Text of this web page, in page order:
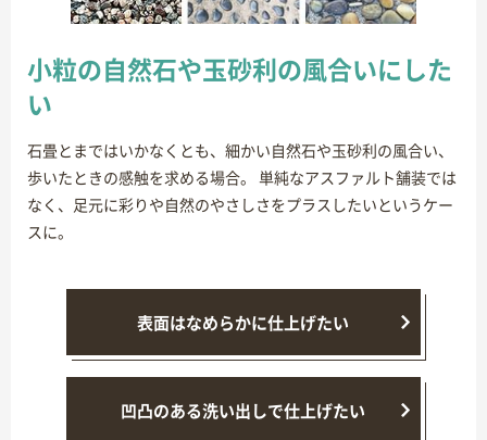
小粒の自然石や玉砂利の風合いにした
い
石畳とまではいかなくとも、細かい自然石や玉砂利の風合い、
歩いたときの感触を求める場合。 単純なアスファルト舗装では
なく、足元に彩りや自然のやさしさをプラスしたいというケー
スに。
表面はなめらかに仕上げたい
凹凸のある洗い出しで仕上げたい